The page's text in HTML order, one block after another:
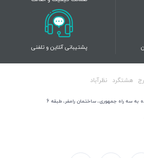
پشتیبانی آنلاین و تلفنی
هشتگرد نظرآباد
به سه راه جمهوری، ساختمان رامفر، طبقه 6